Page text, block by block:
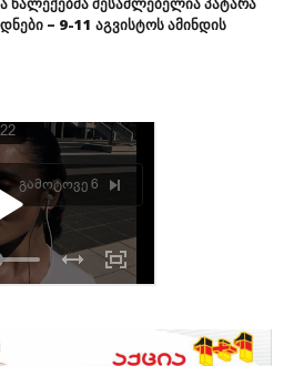
– 9-11 აგვისტოს ამინდის